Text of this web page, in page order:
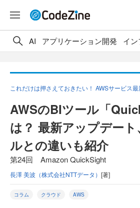
AI アプリケーション開発 イン
これだけは押さえておきたい！ AWSサービス
AWSのBIツール「
は？ 最新アップデー
ルとの違いも紹介
第24回 Amazon QuickSight
長澤 美波（株式会社NTTデータ） [著]
コラム クラウド AWS